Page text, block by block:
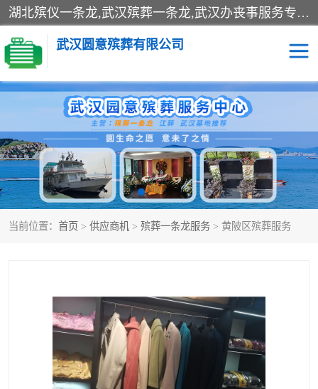
湖北殡仪一条龙,武汉殡葬一条龙,武汉办丧事服务专理红白佛事、病人临终关怀、医院或家中老人去世穿寿衣、灵车遗体接运、殡仪馆告别厅预约、办理火葬场手续、民俗丧事策划、遗体告别仪式、民俗礼仪服务、殡葬礼仪策划、陵园墓位导购、寺庙塔位择吉、往生功德策划、民俗功德策划、异地殡葬礼仪服务、异地骨灰接送返乡
武汉圆意殡葬有限公司
当前位置： 首页 > 供应商机 > 殡葬一条龙服务 > 黄陂区殡葬服务
殡葬一条龙服务 江葬一条龙服务
武汉锦辉天堂文化园 仙鹤湖湿地公园
长乐园陵园 万福净土陵园
武汉市阳逻九龙宫陵园 石门峰人文纪念园